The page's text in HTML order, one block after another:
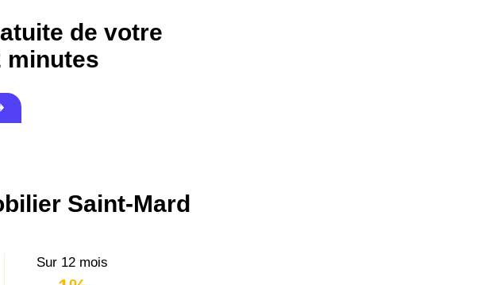
de votre
minutes
Saint-Mard
Sur 12 mois